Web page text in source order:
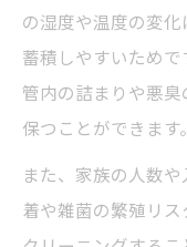
の湿度や温度の変
蓄積しやすいため
管内の詰まりや悪
保つことができます。
また、家族の人数
着や雑菌の繁殖リ